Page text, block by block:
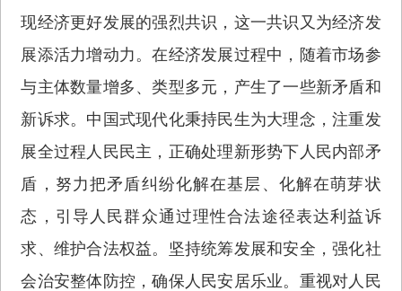
现经济更好发展的强烈共识，这一共识又为经济发
展添活力增动力。在经济发展过程中，随着市场参
与主体数量增多、类型多元，产生了一些新矛盾和
新诉求。中国式现代化秉持民生为大理念，注重发
展全过程人民民主，正确处理新形势下人民内部矛
盾，努力把矛盾纠纷化解在基层、化解在萌芽状
态，引导人民群众通过理性合法途径表达利益诉
求、维护合法权益。坚持统筹发展和安全，强化社
会治安整体防控，确保人民安居乐业。重视对人民